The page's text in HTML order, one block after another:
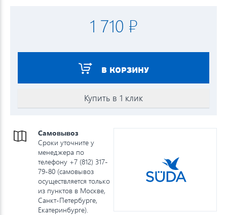
1 710 ₽
В КОРЗИНУ
Купить в 1 клик
Самовывоз
Сроки уточните у
менеджера по
телефону +7 (812) 317-
79-80 (самовывоз
осуществляется только
из пунктов в Москве,
Санкт-Петербурге,
Екатеринбурге).